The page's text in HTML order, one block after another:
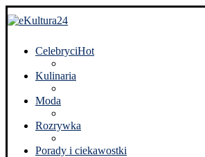
CelebryciHot
Kulinaria
Moda
Rozrywka
Porady i ciekawostki